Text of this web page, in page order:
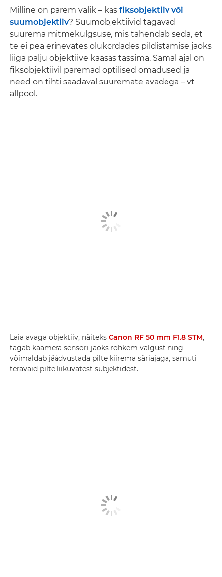
Milline on parem valik – kas fiksobjektiiv või
suumobjektiiv? Suumobjektiivid tagavad
suurema mitmekülgsuse, mis tähendab seda, et
te ei pea erinevates olukordades pildistamise jaoks
liiga palju objektiive kaasas tassima. Samal ajal on
fiksobjektiivil paremad optilised omadused ja
need on tihti saadaval suuremate avadega – vt
allpool.
Laia avaga objektiiv, näiteks Canon RF 50 mm F1.8 STM,
tagab kaamera sensori jaoks rohkem valgust ning
võimaldab jäädvustada pilte kiirema säriajaga, samuti
teravaid pilte liikuvatest subjektidest.